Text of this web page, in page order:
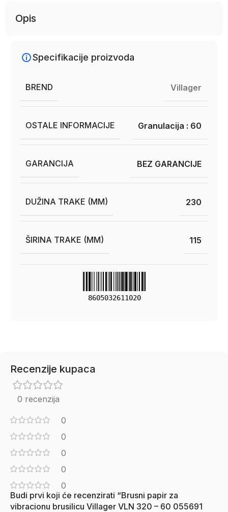
Opis
Specifikacije proizvoda
BREND Villager
OSTALE INFORMACIJE Granulacija : 60
GARANCIJA BEZ GARANCIJE
DUŽINA TRAKE (MM) 230
ŠIRINA TRAKE (MM) 115
8605032611020
Recenzije kupaca
0 recenzija
0
0
0
0
0
Budi prvi koji će recenzirati “Brusni papir za
vibracionu brusilicu Villager VLN 320 – 60 055691